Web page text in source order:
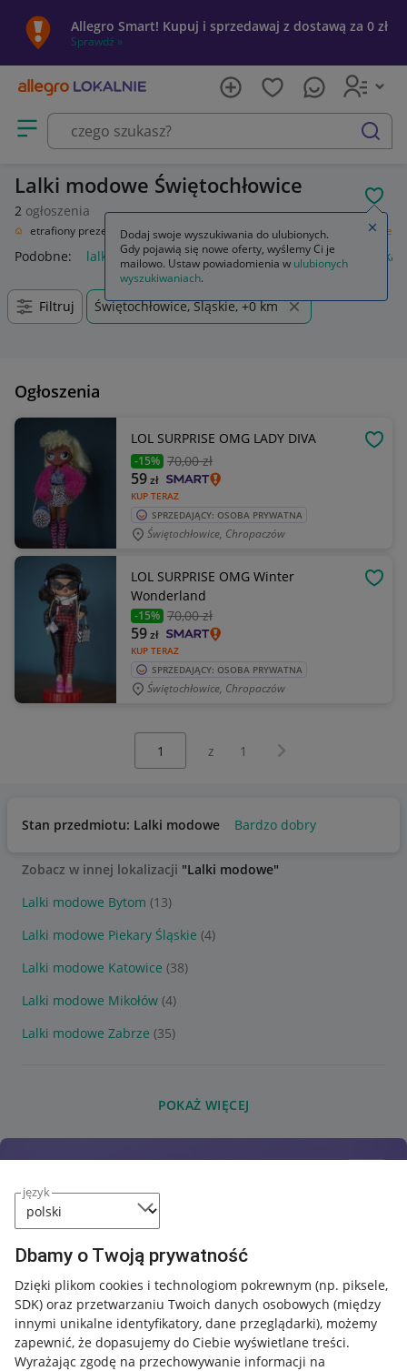
język
Dbamy o Twoją prywatność
Dzięki plikom cookies i technologiom pokrewnym (np. piksele,
SDK) oraz przetwarzaniu Twoich danych osobowych (między
innymi unikalne identyfikatory, dane przeglądarki), możemy
zapewnić, że dopasujemy do Ciebie wyświetlane treści.
Wyrażając zgodę na przechowywanie informacji na
Allegro Smart! Kupuj i sprzedawaj z dostawą za 0 zł
Sprawdź »
Otwórz menu z kategoriami
szukaj
Lalki modowe Świętochłowice
2 ogłoszenia
Nietrafiony prezent Zabawki Lalki i akcesoria Lalki Lalki modowe
Podobne: lalki modowe lalka modowa pałki lodowe
Filtruj Świętochłowice, Śląskie, +0 km
Ogłoszenia
LOL SURPRISE OMG LADY DIVA
-15% 70,00 zł
KUP TERAZ
59zł
SPRZEDAJĄCY: OSOBA PRYWATNA
Świętochłowice, Chropaczów
LOL SURPRISE OMG Winter
Wonderland
-15% 70,00 zł
KUP TERAZ
59zł
SPRZEDAJĄCY: OSOBA PRYWATNA
Świętochłowice, Chropaczów
z 1 Następna strona
Stan przedmiotu: Lalki modowe Bardzo dobry
Zobacz w innej lokalizacji "Lalki modowe"
Lalki modowe Bytom (13)
Lalki modowe Piekary Śląskie (4)
Lalki modowe Katowice (38)
Lalki modowe Mikołów (4)
Lalki modowe Zabrze (35)
POKAŻ WIĘCEJ
Dodaj swoje wyszukiwania do ulubionych.
Gdy pojawią się nowe oferty, wyślemy Ci je
mailowo. Ustaw powiadomienia w ulubionych
wyszukiwaniach.